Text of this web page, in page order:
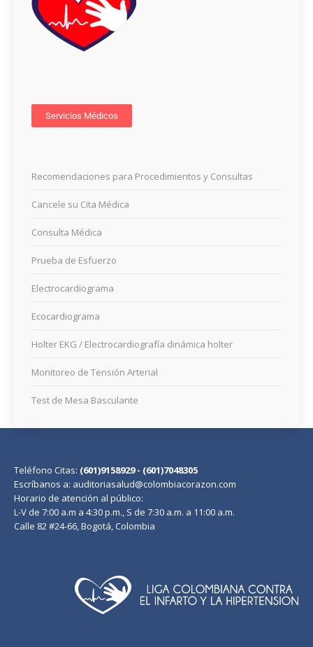
Servicios Médicos
Recomendaciones para Procedimientos y Consultas
Cancele su Cita Médica
Consulta Médica
Prueba de Esfuerzo
Electrocardiograma
Ecocardiograma
Holter EKG / Electrocardiografía dinámica holter
Monitoreo de Tensión Arterial
Test de Mesa Basculante
Teléfono Citas: (601)9158929 - (601)7048305
Escríbanos a: auditoriasalud@colombiacorazon.com
Horario de atención al público:
L-V de 7:00 a.m a 4:30 p.m., S de 7:30 a.m. a 11:00 a.m.
Calle 82 #24-66, Bogotá, Colombia